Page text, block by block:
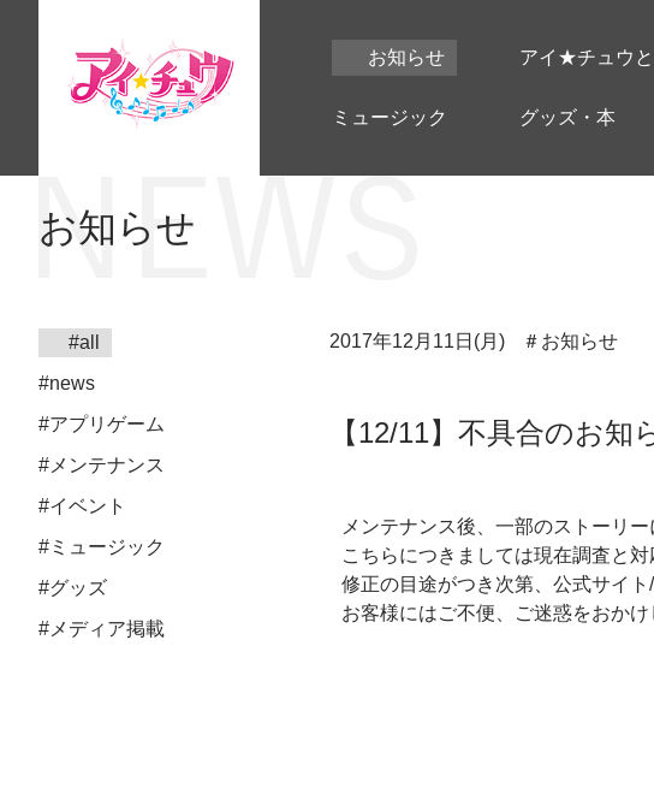
お知らせ アイ★チュウ
ミュージック グッズ・本
お知らせ
#all
#news
#アプリゲーム
#メンテナンス
#イベント
#ミュージック
#グッズ
#メディア掲載
2017年12月11日(月) ＃お知らせ
【12/11】不具合のお知
メンテナンス後、一部のストーリ
こちらにつきましては現在調査と対
修正の目途がつき次第、公式サイ
お客様にはご不便、ご迷惑をおかけ